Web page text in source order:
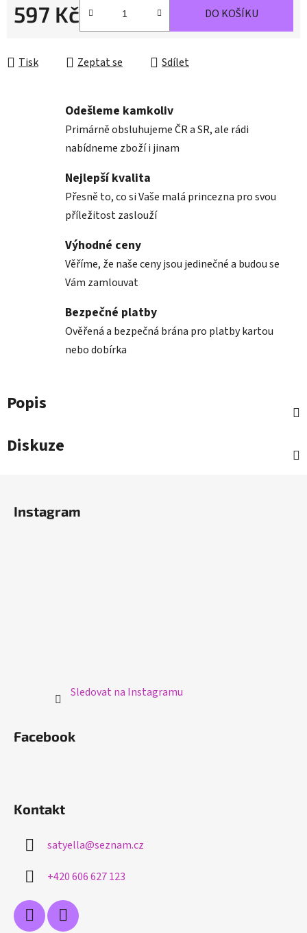
597 Kč DO KOŠÍKU
Tisk Zeptat se Sdílet
Odešleme kamkoliv
Primárně obsluhujeme ČR a SR, ale rádi
nabídneme zboží i jinam
Nejlepší kvalita
Přesně to, co si Vaše malá princezna pro svou
příležitost zaslouží
Výhodné ceny
Věříme, že naše ceny jsou jedinečné a budou se
Vám zamlouvat
Bezpečné platby
Ověřená a bezpečná brána pro platby kartou
nebo dobírka
Popis
Diskuze
Instagram
Sledovat na Instagramu
Facebook
Kontakt
satyella@seznam.cz
+420 606 627 123